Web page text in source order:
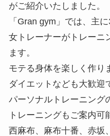
がご紹介いたしました。
「Gran gym」では、主
女トレーナーがトレーニ
ます。
モテる身体を楽しく作り
ダイエットなども大歓迎
パーソナルトレーニング
トレーニングもご案内可
西麻布、麻布十番、赤坂